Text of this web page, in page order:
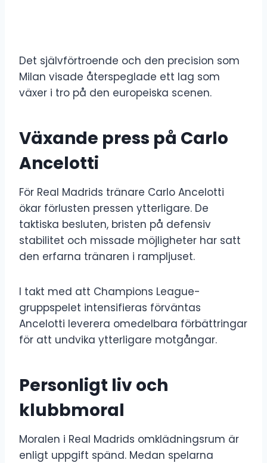
Det självförtroende och den precision som
Milan visade återspeglade ett lag som
växer i tro på den europeiska scenen.
Växande press på Carlo
Ancelotti
För Real Madrids tränare Carlo Ancelotti
ökar förlusten pressen ytterligare. De
taktiska besluten, bristen på defensiv
stabilitet och missade möjligheter har satt
den erfarna tränaren i rampljuset.
I takt med att Champions League-
gruppspelet intensifieras förväntas
Ancelotti leverera omedelbara förbättringar
för att undvika ytterligare motgångar.
Personligt liv och
klubbmoral
Moralen i Real Madrids omklädningsrum är
enligt uppgift spänd. Medan spelarna